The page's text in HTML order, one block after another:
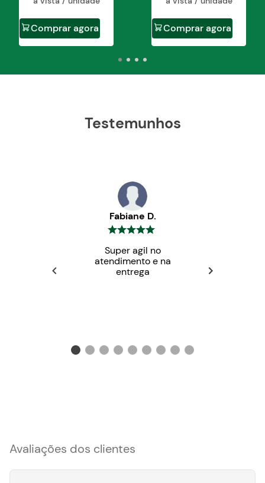
Comprar agora Comprar agora
Testemunhos
Fabiane D.
Super agil no
atendimento e na
entrega
Avaliações dos clientes